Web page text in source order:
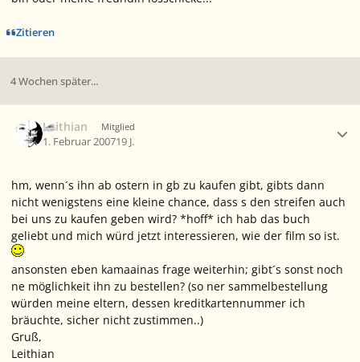
Zitieren
4 Wochen später...
Leithian Mitglied
1. Februar 200719 J.
hm, wenn´s ihn ab ostern in gb zu kaufen gibt, gibts dann
nicht wenigstens eine kleine chance, dass s den streifen auch
bei uns zu kaufen geben wird? *hoff* ich hab das buch
geliebt und mich würd jetzt interessieren, wie der film so ist.
ansonsten eben kamaainas frage weiterhin; gibt´s sonst noch
ne möglichkeit ihn zu bestellen? (so ner sammelbestellung
würden meine eltern, dessen kreditkartennummer ich
bräuchte, sicher nicht zustimmen..)
Gruß,
Leithian